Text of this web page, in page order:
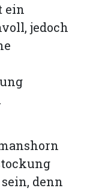
ein
jedoch
denn